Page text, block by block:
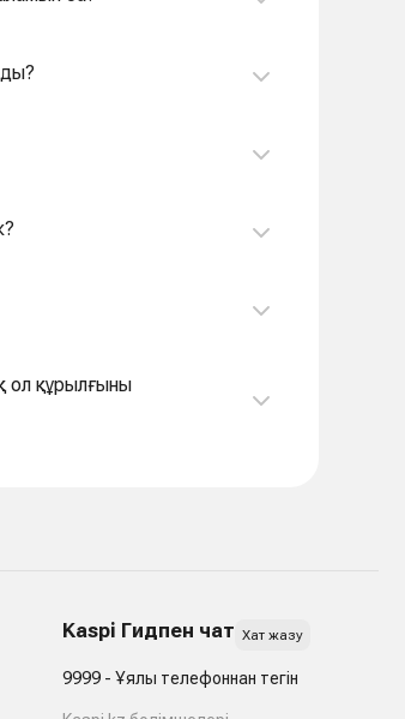
ол құрылғыны
Kaspi Гидпен чат Хат жазу
9999 - Ұялы телефоннан тегін